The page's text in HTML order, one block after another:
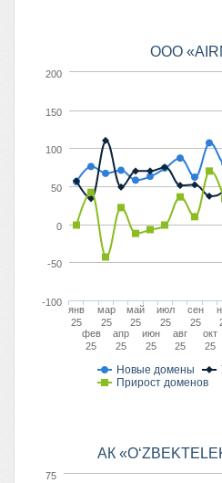
ООО
Новые домены
Прирост доменов
янв
25
фев
25
мар
25
апр
25
май
25
июн
25
июл
25
авг
25
сен
25
окт
25
-100
-50
0
50
100
150
200
АК
75